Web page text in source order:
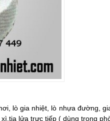
lò gia nhiệt, lò nhựa đường,
lửa trực tiếp ( dùng trong